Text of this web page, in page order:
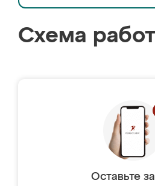
Схема
Оставьте